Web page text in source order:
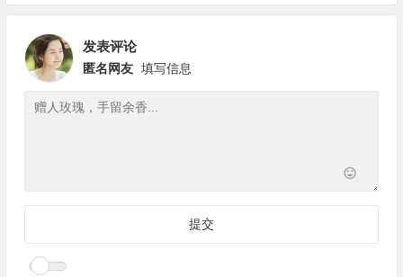
一下
发表评论
匿名网友 填写信息